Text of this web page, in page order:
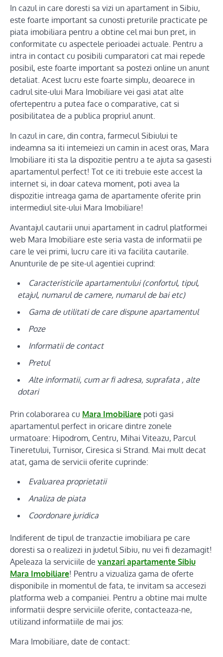
In cazul in care doresti sa vizi un apartament in Sibiu,
este foarte important sa cunosti preturile practicate pe
piata imobiliara pentru a obtine cel mai bun pret, in
conformitate cu aspectele perioadei actuale. Pentru a
intra in contact cu posibili cumparatori cat mai repede
posibil, este foarte important sa postezi online un anunt
detaliat. Acest lucru este foarte simplu, deoarece in
cadrul site-ului Mara Imobiliare vei gasi atat alte
ofertepentru a putea face o comparative, cat si
posibilitatea de a publica propriul anunt.
In cazul in care, din contra, farmecul Sibiului te
indeamna sa iti intemeiezi un camin in acest oras, Mara
Imobiliare iti sta la dispozitie pentru a te ajuta sa gasesti
apartamentul perfect! Tot ce iti trebuie este accest la
internet si, in doar cateva moment, poti avea la
dispozitie intreaga gama de apartamente oferite prin
intermediul site-ului Mara Imobiliare!
Avantajul cautarii unui apartament in cadrul platformei
web Mara Imobiliare este seria vasta de informatii pe
care le vei primi, lucru care iti va facilita cautarile.
Anunturile de pe site-ul agentiei cuprind:
Caracteristicile apartamentului (confortul, tipul,
etajul, numarul de camere, numarul de bai etc)
Gama de utilitati de care dispune apartamentul
Poze
Informatii de contact
Pretul
Alte informatii, cum ar fi adresa, suprafata , alte
dotari
Prin colaborarea cu Mara Imobiliare poti gasi
apartamentul perfect in oricare dintre zonele
urmatoare: Hipodrom, Centru, Mihai Viteazu, Parcul
Tineretului, Turnisor, Ciresica si Strand. Mai mult decat
atat, gama de servicii oferite cuprinde:
Evaluarea proprietatii
Analiza de piata
Coordonare juridica
Indiferent de tipul de tranzactie imobiliara pe care
doresti sa o realizezi in judetul Sibiu, nu vei fi dezamagit!
Apeleaza la serviciile de vanzari apartamente Sibiu
Mara Imobiliare! Pentru a vizualiza gama de oferte
disponibile in momentul de fata, te invitam sa accesezi
platforma web a companiei. Pentru a obtine mai multe
informatii despre serviciile oferite, contacteaza-ne,
utilizand informatiile de mai jos:
Mara Imobiliare, date de contact: